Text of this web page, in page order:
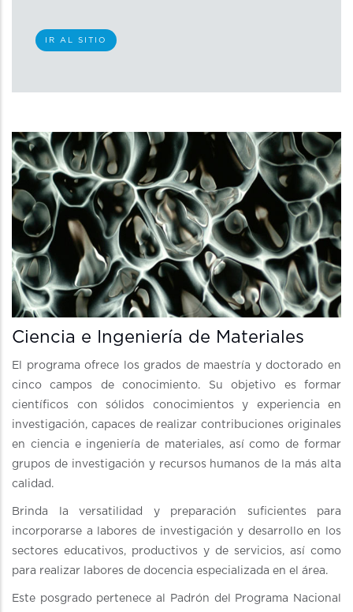
IR AL SITIO
Ciencia e Ingeniería de Materiales
El programa ofrece los grados de maestría y doctorado en
cinco campos de conocimiento. Su objetivo es formar
científicos con sólidos conocimientos y experiencia en
investigación, capaces de realizar contribuciones originales
en ciencia e ingeniería de materiales, así como de formar
grupos de investigación y recursos humanos de la más alta
calidad.
Brinda la versatilidad y preparación suficientes para
incorporarse a labores de investigación y desarrollo en los
sectores educativos, productivos y de servicios, así como
para realizar labores de docencia especializada en el área.
Este posgrado pertenece al Padrón del Programa Nacional